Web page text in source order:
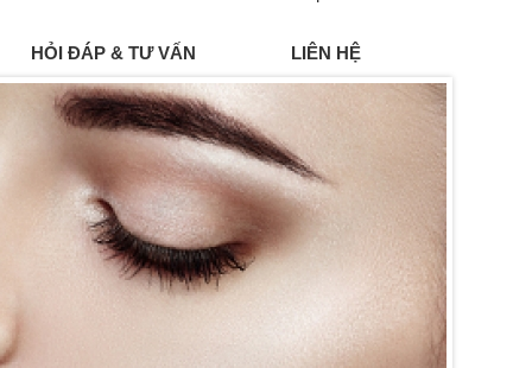
HỎI ĐÁP & TƯ VẤN LIÊN HỆ